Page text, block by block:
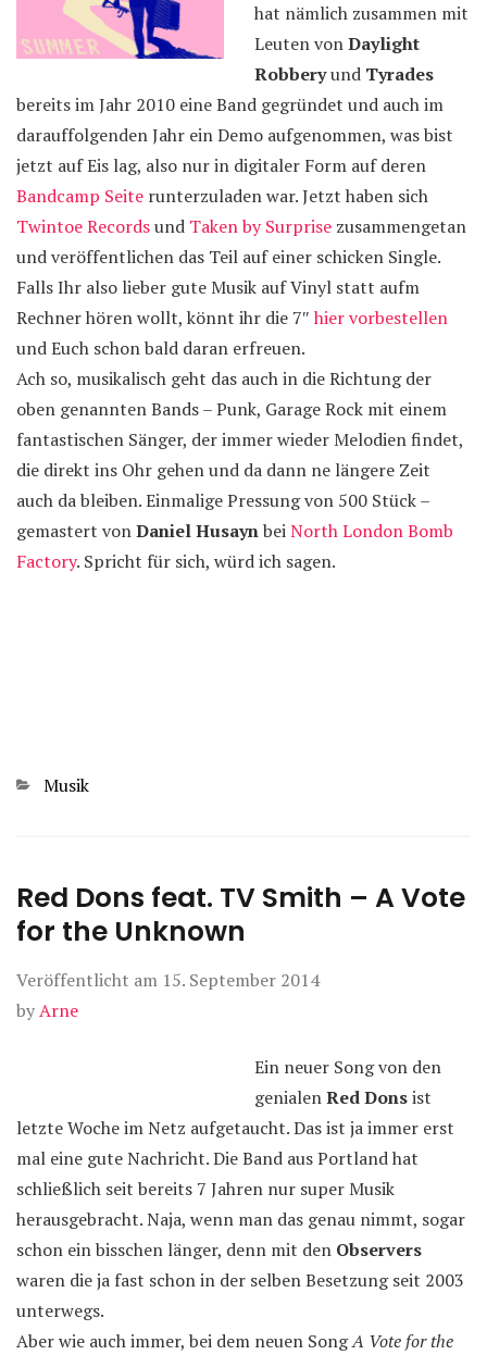
hat nämlich zusammen mit
Leuten vonDaylight
Robberyund Tyrades
bereits im Jahr 2010 eine Band gegründet und auch im
darauffolgenden Jahr ein Demo aufgenommen, was bist
jetzt auf Eis lag, also nur in digitaler Form auf deren
Bandcamp Seite runterzuladen war. Jetzt haben sich
Twintoe Recordsund Taken by Surprise zusammengetan
und veröffentlichen das Teil auf einer schicken Single.
Falls Ihr also lieber gute Musik auf Vinyl statt aufm
Rechner hören wollt, könnt ihr die 7″ hier vorbestellen
und Euch schon bald daran erfreuen.
Ach so, musikalisch geht das auch in die Richtung der
oben genannten Bands – Punk, Garage Rock mit einem
fantastischen Sänger, der immer wieder Melodien findet,
die direkt ins Ohr gehen und da dann ne längere Zeit
auch da bleiben. Einmalige Pressung von 500 Stück –
gemastert vonDaniel HusaynbeiNorth London Bomb
Factory. Spricht für sich, würd ich sagen.
Kategorien
Musik
Red Dons feat. TV Smith – A Vote
for the Unknown
Veröffentlicht am 15. September 2014
byArne
Ein neuer Song von den
genialenRed Donsist
letzte Woche im Netz aufgetaucht. Das ist ja immer erst
mal eine gute Nachricht. Die Band aus Portland hat
schließlich seit bereits 7 Jahren nur super Musik
herausgebracht. Naja, wenn man das genau nimmt, sogar
schon ein bisschen länger, denn mit den Observers
waren die ja fast schon in der selben Besetzung seit 2003
unterwegs.
Aber wie auch immer, bei dem neuen SongA Vote for the